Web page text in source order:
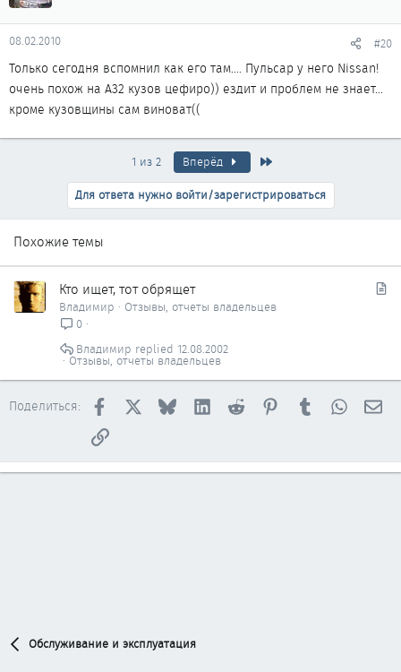
08.02.2010 #20
Только сегодня вспомнил как его там.... Пульсар у него Nissan!
очень похож на А32 кузов цефиро)) ездит и проблем не знает...
кроме кузовщины сам виноват((
1 из 2 Вперёд
Для ответа нужно войти/зарегистрироваться
Похожие темы
Кто ищет, тот обрящет
Владимир
Отзывы, отчеты владельцев
0
Отзывы, отчеты владельцев
12.08.2002
Владимир
Поделиться: Facebook BlueskyLinkedInReddit PinterestTumblr
Ссылка
Обслуживание и эксплуатация